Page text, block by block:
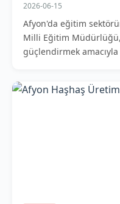
2026-06-15
Afyon'da eğitim
Milli Eğitim
güçlendirmek amacıyla